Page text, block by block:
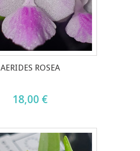
AERIDES ROSEA
18,00 €